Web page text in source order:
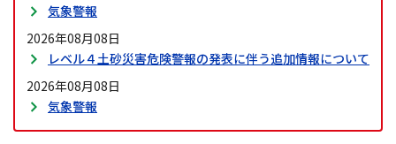
気象警報
2026年08月08日
レベル４土砂災害危険警報の発表に伴う追加情報について
2026年08月08日
気象警報